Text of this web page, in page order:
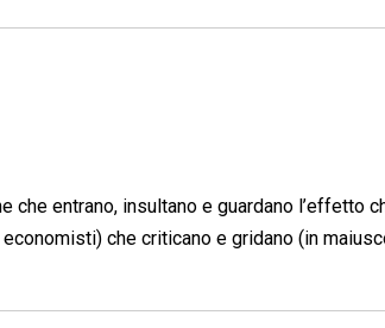
entrano, insultano e guardano l’effetto
che criticano e gridano (in